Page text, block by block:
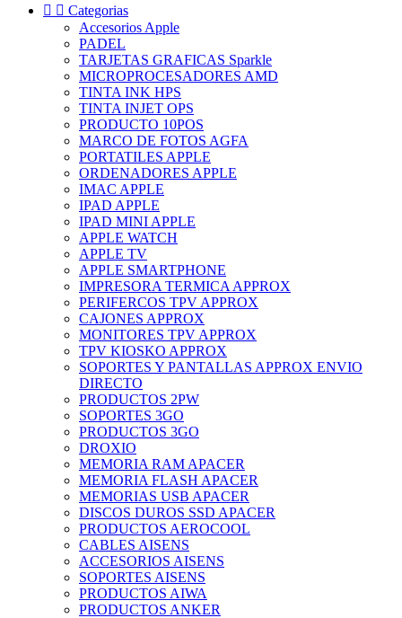
  Categorias
Accesorios Apple
PADEL
TARJETAS GRAFICAS Sparkle
MICROPROCESADORES AMD
TINTA INK HPS
TINTA INJET OPS
PRODUCTO 10POS
MARCO DE FOTOS AGFA
PORTATILES APPLE
ORDENADORES APPLE
IMAC APPLE
IPAD APPLE
IPAD MINI APPLE
APPLE WATCH
APPLE TV
APPLE SMARTPHONE
IMPRESORA TERMICA APPROX
PERIFERCOS TPV APPROX
CAJONES APPROX
MONITORES TPV APPROX
TPV KIOSKO APPROX
SOPORTES Y PANTALLAS APPROX ENVIO
DIRECTO
PRODUCTOS 2PW
SOPORTES 3GO
PRODUCTOS 3GO
DROXIO
MEMORIA RAM APACER
MEMORIA FLASH APACER
MEMORIAS USB APACER
DISCOS DUROS SSD APACER
PRODUCTOS AEROCOOL
CABLES AISENS
ACCESORIOS AISENS
SOPORTES AISENS
PRODUCTOS AIWA
PRODUCTOS ANKER